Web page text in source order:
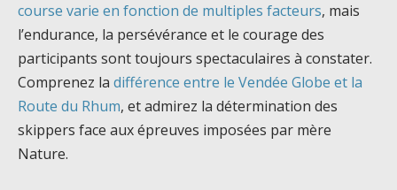
course varie en fonction de multiples facteurs, mais
l’endurance, la persévérance et le courage des
participants sont toujours spectaculaires à constater.
Comprenez la différence entre le Vendée Globe et la
Route du Rhum, et admirez la détermination des
skippers face aux épreuves imposées par mère
Nature.